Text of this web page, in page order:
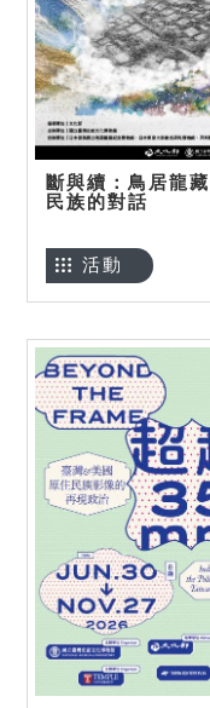
斷與續：鳥居龍
民族的對話
活動